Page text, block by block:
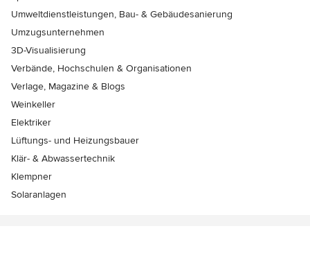
Umweltdienstleistungen, Bau- & Gebäudesanierung
Umzugsunternehmen
3D-Visualisierung
Verbände, Hochschulen & Organisationen
Verlage, Magazine & Blogs
Weinkeller
Elektriker
Lüftungs- und Heizungsbauer
Klär- & Abwassertechnik
Klempner
Solaranlagen